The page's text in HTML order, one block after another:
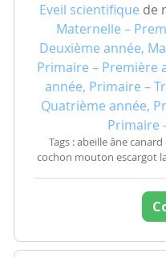
Eveil scientifique de
Maternelle –
Deuxième année,
Primaire – Première
année, Primaire –
Quatrième année,
Primaire
Tags : abeille âne
cochon mouton escargot